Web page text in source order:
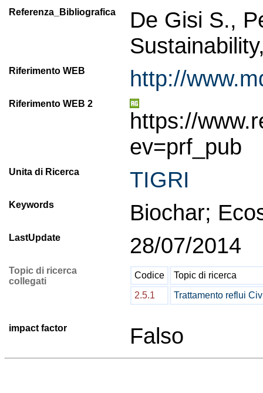
Referenza_Bibliografica
De Gisi S.,
Riferimento WEB http://
Riferimento WEB 2
https://
ev=prf_pub
Unita di Ricerca TIGRI
Keywords Biochar;
LastUpdate 28/07/2014
Topic di ricerca
collegati
Codice
Topic di ricerca
2.5.1
Trattamento reflui
impact factor Falso